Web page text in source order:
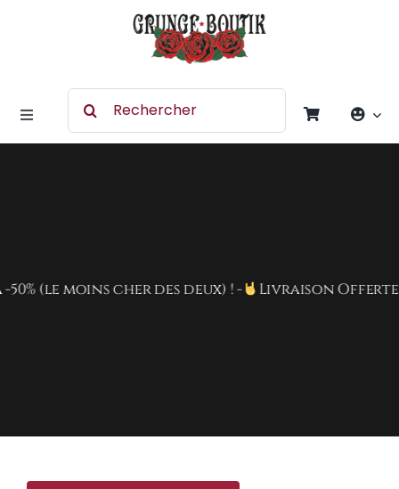
Toggle
Navigation
Vêtement
Search
moins cher des deux) ! - Livraison Offerte dès